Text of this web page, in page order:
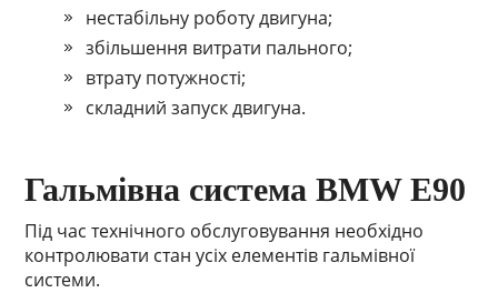
нестабільну роботу двигуна;
збільшення витрати пального;
втрату потужності;
складний запуск двигуна.
Гальмівна система BMW E90
Під час технічного обслуговування необхідно
контролювати стан усіх елементів гальмівної
системи.